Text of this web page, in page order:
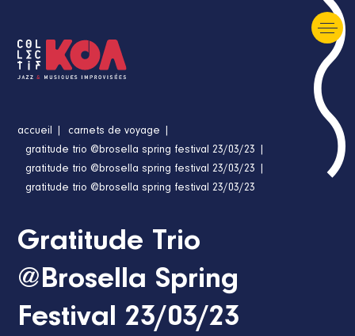
accueil
carnets de voyage
gratitude trio @brosella spring festival 23/03/23
gratitude trio @brosella spring festival 23/03/23
gratitude trio @brosella spring festival 23/03/23
Gratitude Trio
@Brosella Spring
Festival 23/03/23